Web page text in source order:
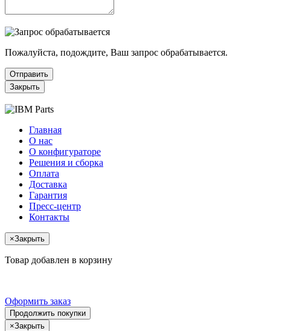
Пожалуйста, подождите, Ваш запрос обрабатывается.
Отправить
Закрыть
Главная
О нас
О конфигураторе
Решения и сборка
Оплата
Доставка
Гарантия
Пресс-центр
Контакты
×Закрыть
Товар добавлен в корзину
Оформить заказ
Продолжить покупки
×Закрыть